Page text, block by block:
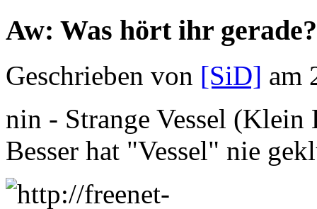
Aw: Was hört ihr gerade?
Geschrieben von [SiD] am
nin - Strange Vessel (Klein
Besser hat "Vessel" nie